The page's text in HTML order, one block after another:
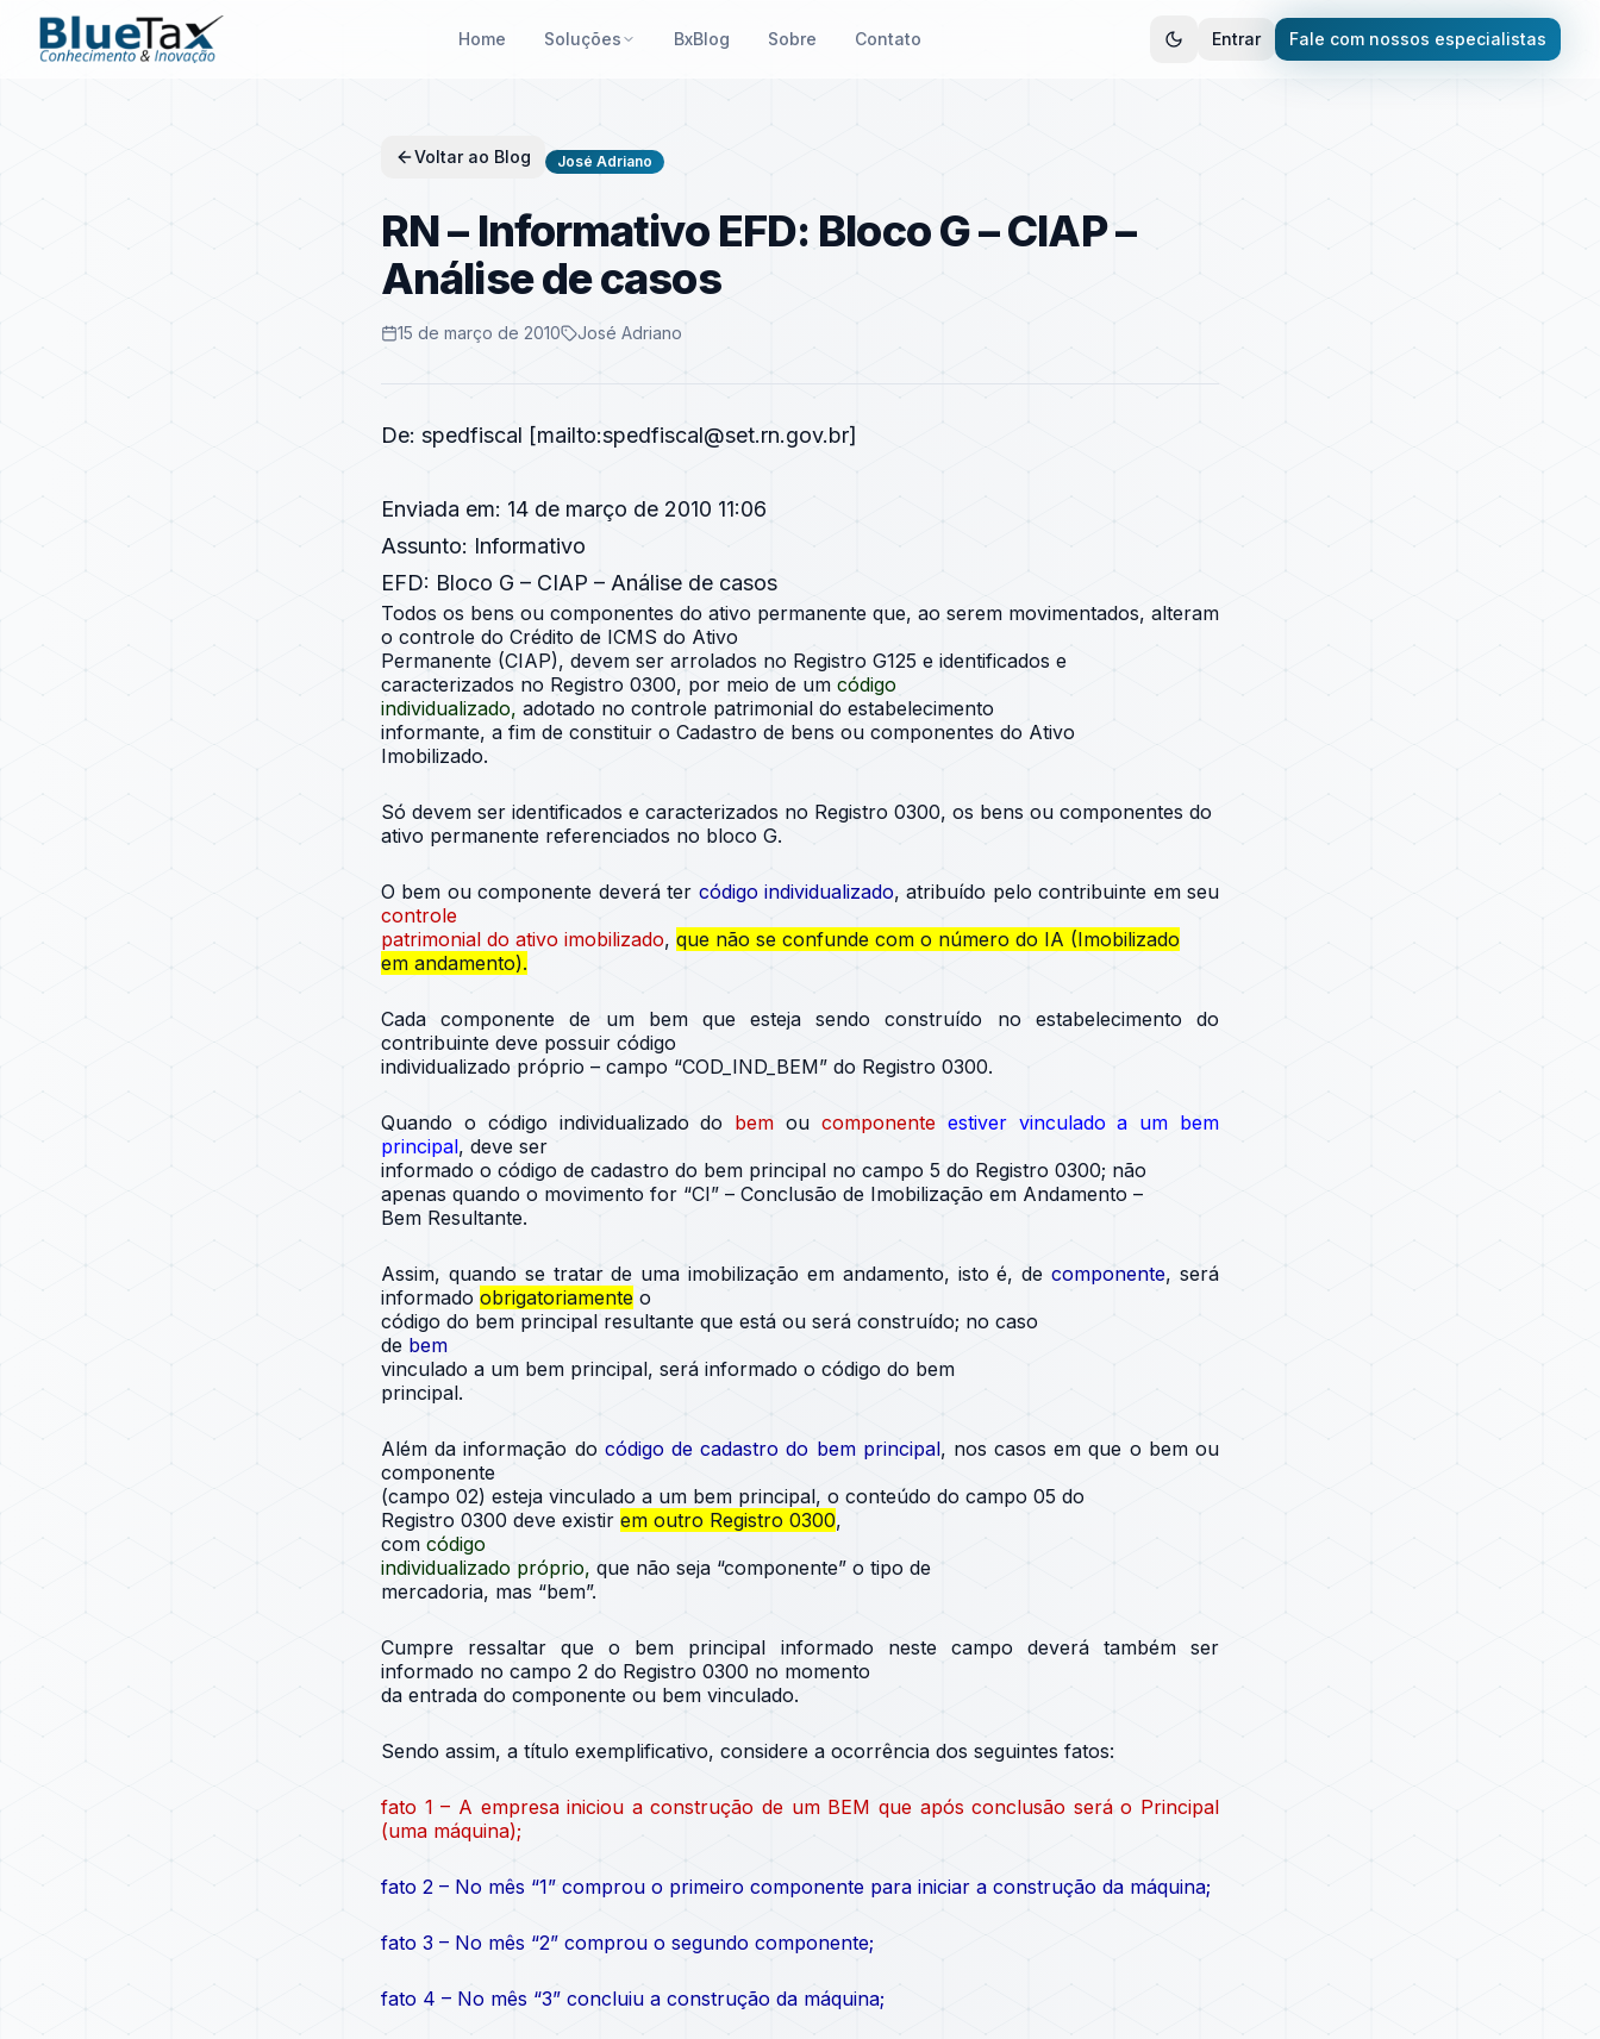
Home Soluções BxBlog Sobre Contato Entrar Fale com nossos especialistas
Voltar ao Blog José Adriano
RN – Informativo EFD: Bloco G – CIAP –
Análise de casos
15 de março de 2010 José Adriano
De: spedfiscal [mailto:spedfiscal@set.rn.gov.br]
Enviada em: 14 de março de 2010 11:06
Assunto: Informativo
EFD: Bloco G – CIAP – Análise de casos
Todos os bens ou componentes do ativo permanente que, ao serem movimentados, alteram
o controle do Crédito de ICMS do Ativo
Permanente (CIAP), devem ser arrolados no Registro G125 e identificados e
caracterizados no Registro 0300, por meio de um código
individualizado, adotado no controle patrimonial do estabelecimento
informante, a fim de constituir o Cadastro de bens ou componentes do Ativo
Imobilizado.
Só devem ser identificados e caracterizados no Registro 0300, os bens ou componentes do
ativo permanente referenciados no bloco G.
O bem ou componente deverá ter código individualizado, atribuído pelo contribuinte em seu
controle
patrimonial do ativo imobilizado, que não se confunde com o número do IA (Imobilizado
em andamento).
Cada componente de um bem que esteja sendo construído no estabelecimento do
contribuinte deve possuir código
individualizado próprio – campo “COD_IND_BEM” do Registro 0300.
Quando o código individualizado do bem ou componente estiver vinculado a um bem
principal, deve ser
informado o código de cadastro do bem principal no campo 5 do Registro 0300; não
apenas quando o movimento for “CI” – Conclusão de Imobilização em Andamento –
Bem Resultante.
Assim, quando se tratar de uma imobilização em andamento, isto é, decomponente, será
informado obrigatoriamente o
código do bem principal resultante que está ou será construído; no caso
de bem
vinculado a um bem principal, será informado o código do bem
principal.
Além da informação do código de cadastro do bem principal, nos casos em que o bem ou
componente
(campo 02) esteja vinculado a um bem principal, o conteúdo do campo 05 do
Registro 0300 deve existir em outro Registro 0300,
com código
individualizado próprio, que não seja “componente” o tipo de
mercadoria, mas “bem”.
Cumpre ressaltar que o bem principal informado neste campo deverá também ser
informado no campo 2 do Registro 0300 no momento
da entrada do componente ou bem vinculado.
Sendo assim, a título exemplificativo, considere a ocorrência dos seguintes fatos:
fato 1 – A empresa iniciou a construção de um BEM que após conclusão será o Principal
(uma máquina);
fato 2 – No mês “1” comprou o primeiro componente para iniciar a construção da máquina;
fato 3 – No mês “2” comprou o segundo componente;
fato 4 – No mês “3” concluiu a construção da máquina;